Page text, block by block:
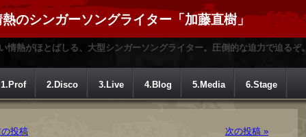
熱のシンガーソングライター「加藤直樹」
情熱がほとばしる、大型シンガーソングライター。圧倒的な迫力で迫るぞ。
1.Prof 2.Disco 3.Live 4.Blog 5.Media 6.Stage
投稿 次の投稿 »